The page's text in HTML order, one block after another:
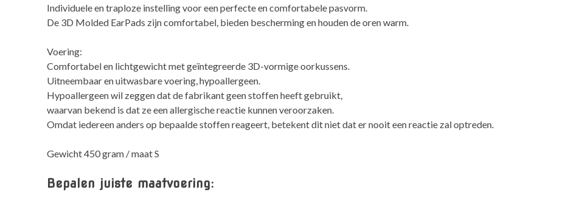
Individuele en traploze instelling voor een perfecte en comfortabele pasvorm.
De 3D Molded EarPads zijn comfortabel, bieden bescherming en houden de oren warm.
Voering:
Comfortabel en lichtgewicht met geïntegreerde 3D-vormige oorkussens.
Uitneembaar en uitwasbare voering, hypoallergeen.
Hypoallergeen wil zeggen dat de fabrikant geen stoffen heeft gebruikt,
waarvan bekend is dat ze een allergische reactie kunnen veroorzaken.
Omdat iedereen anders op bepaalde stoffen reageert, betekent dit niet dat er nooit een reactie zal optreden.
Gewicht 450 gram / maat S
Bepalen juiste maatvoering: